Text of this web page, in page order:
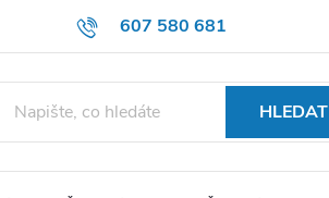
607 580 681
HLEDAT